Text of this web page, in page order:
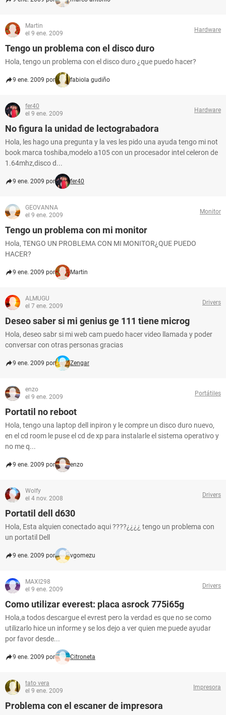
Martin
el 9 ene. 2009
Hardware
Tengo un problema con el disco duro
Hola, tengo un problema con el disco duro ¿que puedo hacer?
9 ene. 2009 por fabiola gudiño
fer40
el 9 ene. 2009
Hardware
No figura la unidad de lectograbadora
Hola, les hago una pregunta y la ves les pido una ayuda tengo mi not
book marca toshiba,modelo a105 con un procesador intel celeron de
1.64mhz,disco d...
9 ene. 2009 por fer40
GEOVANNA
el 9 ene. 2009
Monitor
Tengo un problema con mi monitor
Hola, TENGO UN PROBLEMA CON MI MONITOR¿QUE PUEDO
HACER?
9 ene. 2009 por Martin
ALMUGU
el 7 ene. 2009
Drivers
Deseo saber si mi genius ge 111 tiene microg
Hola, deseo sabr si mi web cam puedo hacer video llamada y poder
conversar con otras personas gracias
9 ene. 2009 por Zengar
enzo
el 9 ene. 2009
Portátiles
Portatil no reboot
Hola, tengo una laptop dell inpiron y le compre un disco duro nuevo,
en el cd room le puse el cd de xp para instalarle el sistema operativo y
no me q...
9 ene. 2009 por enzo
Wolfy
el 4 nov. 2008
Drivers
Portatil dell d630
Hola, Esta alquien conectado aqui ????¿¿¿¿ tengo un problema con
un portatil Dell
9 ene. 2009 por vgomezu
MAXI298
el 9 ene. 2009
Drivers
Como utilizar everest: placa asrock 775i65g
Hola,a todos descargue el evrest pero la verdad es que no se como
utilizarlo hice un informe y se los dejo a ver quien me puede ayudar
por favor desde...
9 ene. 2009 por Citroneta
tato vera
el 9 ene. 2009
Impresora
Problema con el escaner de impresora